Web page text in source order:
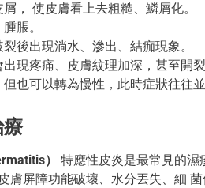
， 使皮膚看上去粗糙、鱗屑化。
脹。
後出現淌水、滲出、結痂現象。
現疼痛、皮膚紋理加深，甚至開
也可以轉為慢性，此時症狀往往並
療
）
特應性皮炎是最常見的濕
膚屏障功能破壞、水分丟失、細